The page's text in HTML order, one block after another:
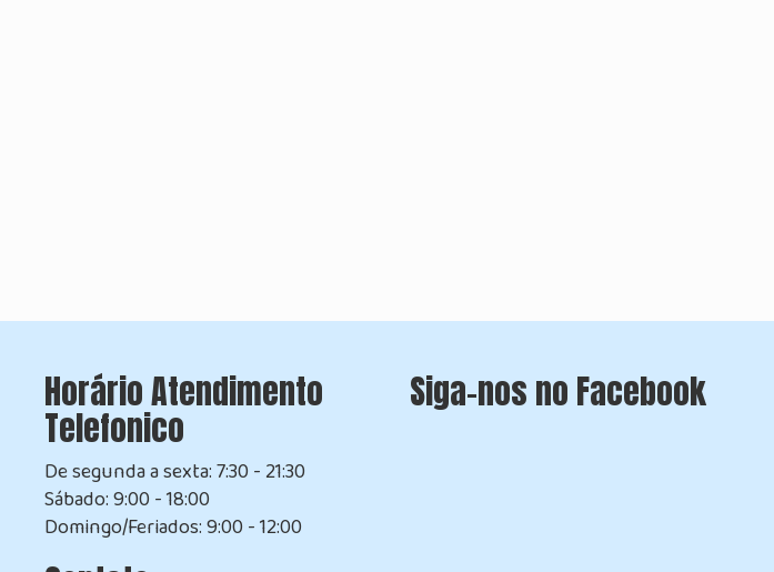
Horário Atendimento
Telefonico
De segunda a sexta: 7:30 - 21:30
Sábado: 9:00 - 18:00
Domingo/Feriados: 9:00 - 12:00
Siga-nos no Facebook